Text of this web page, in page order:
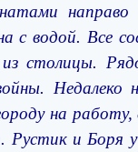
с водой. Все
столицы.
Недалеко
на
Рустик и Боря